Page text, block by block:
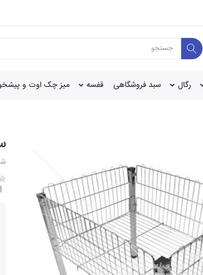
رگال سبد فروشگاهی قفسه میز چک اوت و